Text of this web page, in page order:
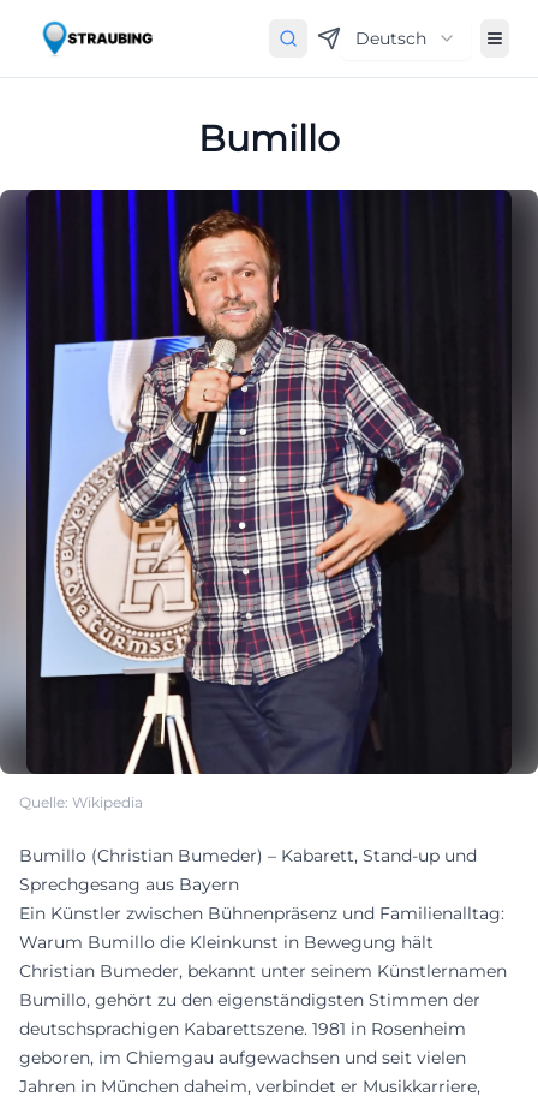
Deutsch
Bumillo
Quelle: Wikipedia
Bumillo (Christian Bumeder) – Kabarett, Stand-up und
Sprechgesang aus Bayern
Ein Künstler zwischen Bühnenpräsenz und Familienalltag:
Warum Bumillo die Kleinkunst in Bewegung hält
Christian Bumeder, bekannt unter seinem Künstlernamen
Bumillo, gehört zu den eigenständigsten Stimmen der
deutschsprachigen Kabarettszene. 1981 in Rosenheim
geboren, im Chiemgau aufgewachsen und seit vielen
Jahren in München daheim, verbindet er Musikkarriere,